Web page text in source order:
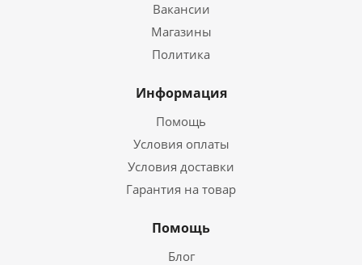
Вакансии
Магазины
Политика
Информация
Помощь
Условия оплаты
Условия доставки
Гарантия на товар
Помощь
Блог